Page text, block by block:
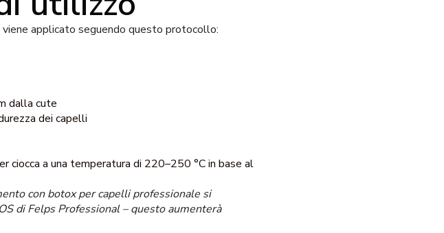
applicato seguendo questo protocollo:
dalla cute
dei capelli
ciocca a una temperatura di 220–250 °C in base al
con botox per capelli professionale si
di Felps Professional – questo aumenterà